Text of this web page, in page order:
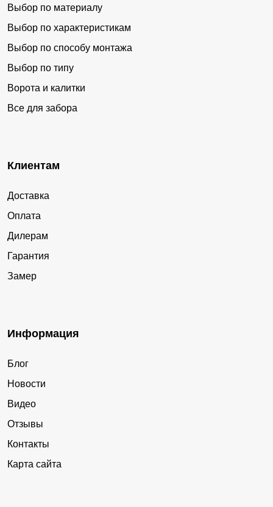
Выбор по материалу
Выбор по характеристикам
Выбор по способу монтажа
Выбор по типу
Ворота и калитки
Все для забора
Клиентам
Доставка
Оплата
Дилерам
Гарантия
Замер
Информация
Блог
Новости
Видео
Отзывы
Контакты
Карта сайта